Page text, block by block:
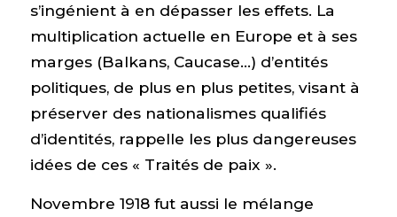
s’ingénient à en dépasser les effets. La
multiplication actuelle en Europe et à ses
marges (Balkans, Caucase…) d’entités
politiques, de plus en plus petites, visant à
préserver des nationalismes qualifiés
d’identités, rappelle les plus dangereuses
idées de ces « Traités de paix ».
Novembre 1918 fut aussi le mélange